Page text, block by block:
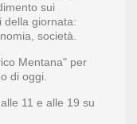
sui
della giornata:
società.
Mentana" per
di oggi.
11 e alle 19 su